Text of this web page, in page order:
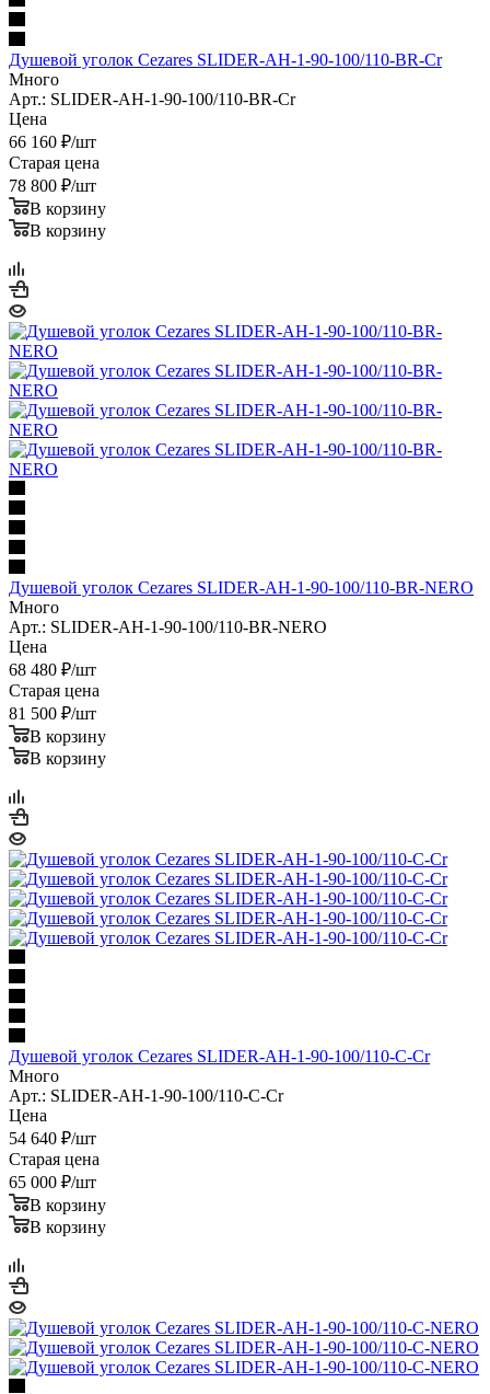
Душевой уголок Cezares SLIDER-AH-1-90-100/110-BR-Cr
Много
Арт.: SLIDER-AH-1-90-100/110-BR-Cr
Цена
66 160₽/шт
Старая цена
78 800
В корзину
Душевой уголок Cezares SLIDER-AH-1-90-100/110-BR-NERO
Много
Арт.: SLIDER-AH-1-90-100/110-BR-NERO
Цена
68 480₽/шт
Старая цена
81 500
В корзину
Душевой уголок Cezares SLIDER-AH-1-90-100/110-C-Cr
Много
Арт.: SLIDER-AH-1-90-100/110-C-Cr
Цена
54 640₽/шт
Старая цена
65 000
В корзину